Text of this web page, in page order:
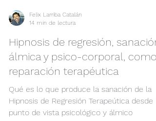
Felix Larriba Catalán
14 min de lectura